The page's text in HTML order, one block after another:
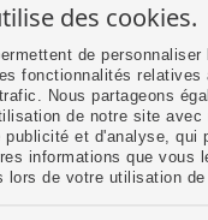
des cookies.
de
fonctionnalités relatives
Nous partageons
de notre site avec
publicité et d'analyse, qui
informations que vous
lors de votre utilisation
tes
déjà entendu
de la Banque WIR.
derrière ce
ces titres, et en
des parts